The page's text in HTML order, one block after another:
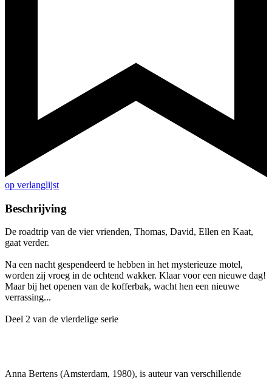
op verlanglijst
Beschrijving
De roadtrip van de vier vrienden, Thomas, David, Ellen en Kaat,
gaat verder.
Na een nacht gespendeerd te hebben in het mysterieuze motel,
worden zij vroeg in de ochtend wakker. Klaar voor een nieuwe dag!
Maar bij het openen van de kofferbak, wacht hen een nieuwe
verrassing...
Deel 2 van de vierdelige serie
Anna Bertens (Amsterdam, 1980), is auteur van verschillende